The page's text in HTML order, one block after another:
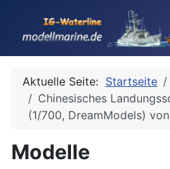
Aktuelle Seite: Startseite
Chinesisches
(1/700, DreamModels)
Modelle